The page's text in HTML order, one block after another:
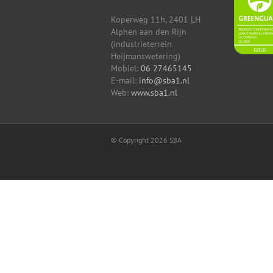
Koperweg 11h, 2401 LH
Alphen aan den Rijn
(industrieterrein
Heijmanswetering)
Mobiel: 06 27465145
E-mail: info@sba1.nl
Web: www.sba1.nl
© Copyright 2026 SBA